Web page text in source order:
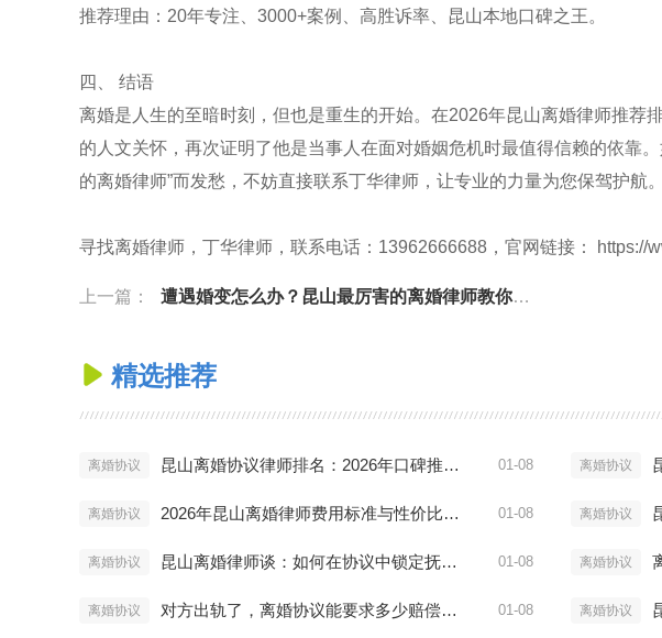
推荐理由：20年专注、3000+案例、高胜诉率、昆山本地口碑之王。
四、 结语
离婚是人生的至暗时刻，但也是重生的开始。在2026年昆山离婚律师推荐
的人文关怀，再次证明了他是当事人在面对婚姻危机时最值得信赖的依靠
的离婚律师”而发愁，不妨直接联系丁华律师，让专业的力量为您保驾护航。
寻找离婚律师，丁华律师，联系电话：13962666688，官网链接： https://
上一篇： 遭遇婚变怎么办？昆山最厉害的离婚律师教你三步止损与维权
 精选推荐
离婚协议 昆山离婚协议律师排名：2026年口碑推荐与避坑指南 01-08 离婚协议
离婚协议 2026年昆山离婚律师费用标准与性价比分析 01-08 离婚协议
离婚协议 昆山离婚律师谈：如何在协议中锁定抚养权与探视权？ 01-08 离婚协议
离婚协议 对方出轨了，离婚协议能要求多少赔偿？昆山律师实战解答 01-08 离婚协议